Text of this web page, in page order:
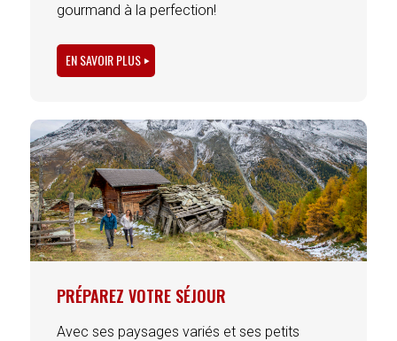
gourmand à la perfection!
EN SAVOIR PLUS
PRÉPAREZ VOTRE SÉJOUR
Avec ses paysages variés et ses petits